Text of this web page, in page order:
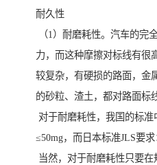
耐久性
（1）耐磨耗性。汽车的完
力，而这种摩擦对标线有很
较复杂，有硬损的路面，金
的砂粒、渣土，都对路面标
对于耐磨耗性，我国的标准
≤50mg，而日本标准JLS要求
当然，对于耐磨耗性只要